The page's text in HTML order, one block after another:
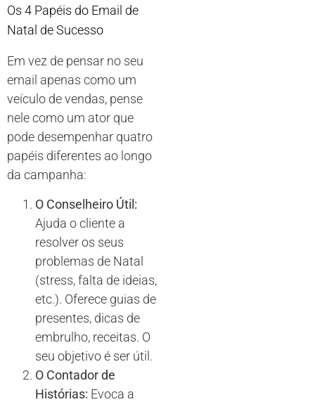
Os 4 Papéis do Email de
Natal de Sucesso
Em vez de pensar no seu
email apenas como um
veículo de vendas, pense
nele como um ator que
pode desempenhar quatro
papéis diferentes ao longo
da campanha:
O Conselheiro Útil:
Ajuda o cliente a
resolver os seus
problemas de Natal
(stress, falta de ideias,
etc.). Oferece guias de
presentes, dicas de
embrulho, receitas. O
seu objetivo é ser útil.
O Contador de
Histórias: Evoca a